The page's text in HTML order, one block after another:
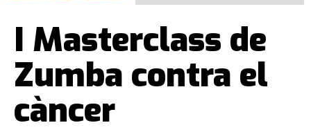
I Masterclass de
Zumba contra el
càncer